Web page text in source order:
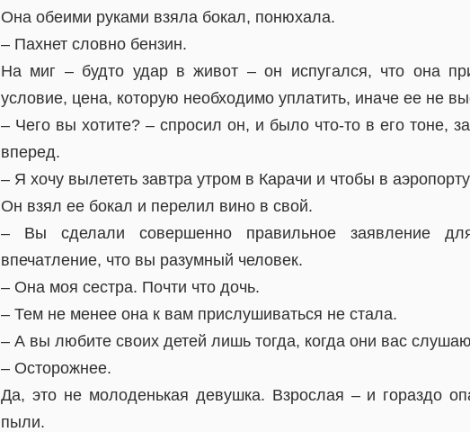
Она обеими руками взяла бокал, понюхала.
– Пахнет словно бензин.
На миг – будто удар в живот – он испугался, что она
условие, цена, которую необходимо уплатить, иначе ее не
– Чего вы хотите? – спросил он, и было что-то в его тоне,
вперед.
– Я хочу вылететь завтра утром в Карачи и чтобы в
Он взял ее бокал и перелил вино в свой.
– Вы сделали совершенно правильное заявление
впечатление, что вы разумный человек.
– Она моя сестра. Почти что дочь.
– Тем не менее она к вам прислушиваться не стала.
– А вы любите своих детей лишь тогда, когда они вас
– Осторожнее.
Да, это не молоденькая девушка. Взрослая – и гораздо
пыли.